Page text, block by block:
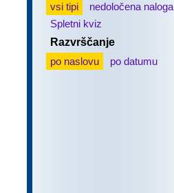
vsi tipi
nedoločena naloga
Spletni kviz
Razvrščanje
po naslovu
po datumu